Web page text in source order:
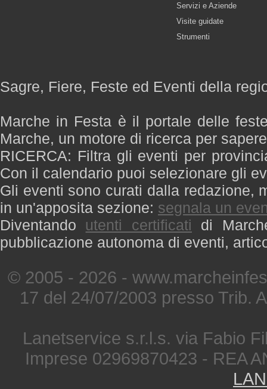
Servizi e Aziende
Visite guidate
Strumenti
Sagre, Fiere, Feste ed Eventi della
Marche in Festa è il portale delle
Marche, un motore di ricerca per
RICERCA: Filtra gli eventi per
Con il calendario puoi selezionare gli
Gli eventi sono curati dalla redazione,
in un'apposita sezione: segnala un
Diventando utenti certificati di
pubblicazione autonoma di eventi,
© 2005 - 2026 -
17 del 24/07/2003 presso Trib.
Lanetservice s.r.l.s. via Fabio
Imprese 02969870423 - REA